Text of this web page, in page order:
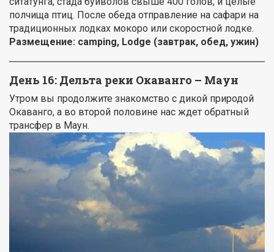
полчища птиц. После обеда отправление на сафари на
традиционных лодках мокоро или скоростной лодке.
Размещение: camping, Lodge (завтрак, обед, ужин)
День 16: Дельта реки Окаванго – Маун
Утром вы продолжите знакомство с дикой природой
Окаванго, а во второй половине нас ждет обратный
трансфер в Маун.